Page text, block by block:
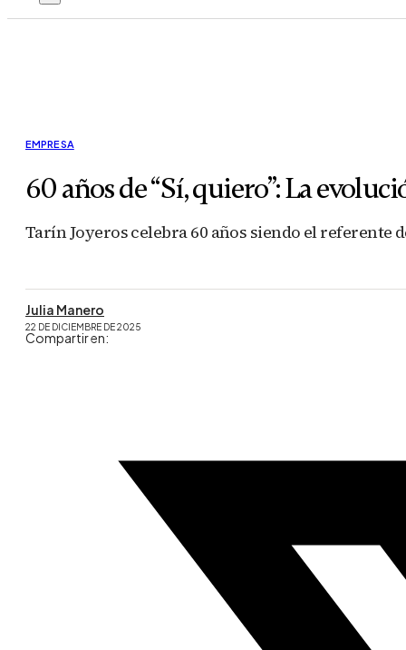
EMPRESA
60 años de “Sí, quiero”: La
Tarín Joyeros celebra 60 años siendo el
Julia Manero
22 DE DICIEMBRE DE 2025
Compartir en: